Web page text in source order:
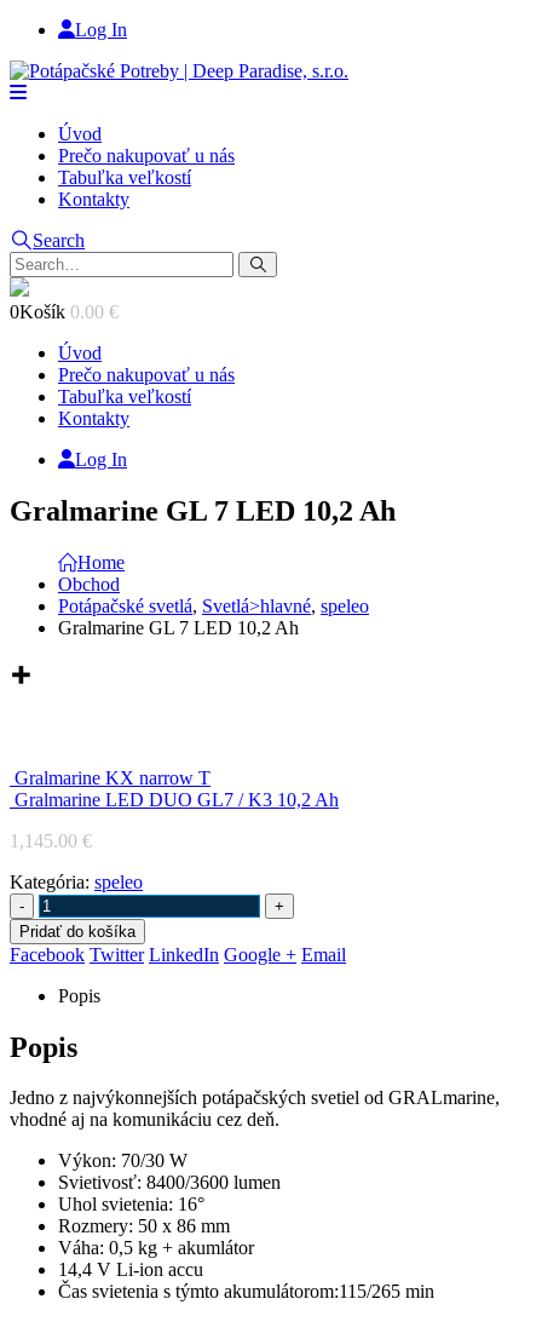
Log In
Úvod
Prečo nakupovať u nás
Tabuľka veľkostí
Kontakty
Search
0Košík 0.00 €
Úvod
Prečo nakupovať u nás
Tabuľka veľkostí
Kontakty
Log In
Gralmarine GL 7 LED 10,2 Ah
Home
Obchod
Potápačské svetlá, Svetlá>hlavné, speleo
Gralmarine GL 7 LED 10,2 Ah
Gralmarine KX narrow T
Gralmarine LED DUO GL7 / K3 10,2 Ah
1,145.00 €
Kategória: speleo
-
+
Pridať do košíka
Facebook Twitter LinkedIn Google + Email
Popis
Popis
Jedno z najvýkonnejších potápačských svetiel od GRALmarine,
vhodné aj na komunikáciu cez deň.
Výkon: 70/30 W
Svietivosť: 8400/3600 lumen
Uhol svietenia: 16°
Rozmery: 50 x 86 mm
Váha: 0,5 kg + akumlátor
14,4 V Li-ion accu
Čas svietenia s týmto akumulátorom:115/265 min